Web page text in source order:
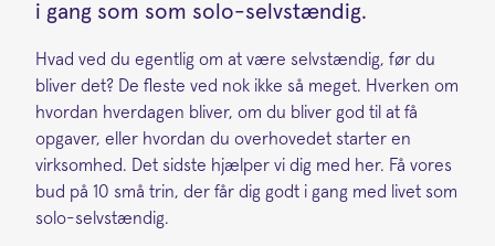
i gang som som solo-selvstændig.
Hvad ved du egentlig om at være selvstændig, før du
bliver det? De fleste ved nok ikke så meget. Hverken om
hvordan hverdagen bliver, om du bliver god til at få
opgaver, eller hvordan du overhovedet starter en
virksomhed. Det sidste hjælper vi dig med her. Få vores
bud på 10 små trin, der får dig godt i gang med livet som
solo-selvstændig.